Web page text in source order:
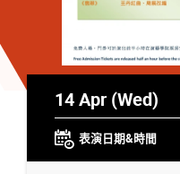
14 Apr (Wed)
表演日期&時間